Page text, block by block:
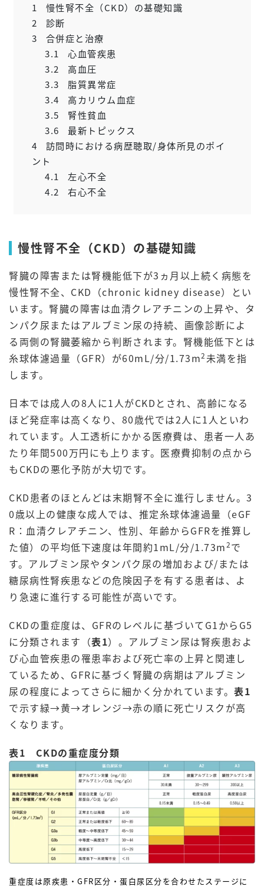
1
慢性腎不全（CKD）の基礎知識
2
診断
3
合併症と治療
3.1
心血管疾患
3.2
高血圧
3.3
脂質異常症
3.4
高カリウム血症
3.5
腎性貧血
3.6
最新トピックス
4
訪問時における病歴聴取/身体所見のポイ
ント
4.1
左心不全
4.2
右心不全
慢性腎不全（CKD）の基礎知識
腎臓の障害または腎機能低下が3ヵ月以上続く病態を
慢性腎不全、CKD（chronic kidney disease）とい
います。腎臓の障害は血清クレアチニンの上昇や、タ
ンパク尿またはアルブミン尿の持続、画像診断によ
る両側の腎臓萎縮から判断されます。腎機能低下とは
糸球体濾過量（GFR）が60mL/分/1.73m2未満を指
します。
日本では成人の8人に1人がCKDとされ、高齢になる
ほど発症率は高くなり、80歳代では2人に1人といわ
れています。人工透析にかかる医療費は、患者一人あ
たり年間500万円にも上ります。医療費抑制の点から
もCKDの悪化予防が大切です。
CKD患者のほとんどは末期腎不全に進行しません。3
0歳以上の健康な成人では、推定糸球体濾過量（eGF
R：血清クレアチニン、性別、年齢からGFRを推算し
た値）の平均低下速度は年間約1mL/分/1.73m2で
す。アルブミン尿やタンパク尿の増加および/または
糖尿病性腎疾患などの危険因子を有する患者は、よ
り急速に進行する可能性が高いです。
CKDの重症度は、GFRのレベルに基づいてG1からG5
に分類されます（表1）。アルブミン尿は腎疾患およ
び心血管疾患の罹患率および死亡率の上昇と関連し
ているため、GFRに基づく腎臓の病期はアルブミン
尿の程度によってさらに細かく分かれています。 表1
で示す緑→黄→オレンジ→赤の順に死亡リスクが高
くなります。
表1 CKDの重症度分類
重症度は原疾患・GFR区分・蛋白尿区分を合わせたステージに